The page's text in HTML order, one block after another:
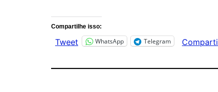
Compartilhe isso:
Tweet WhatsApp Telegram